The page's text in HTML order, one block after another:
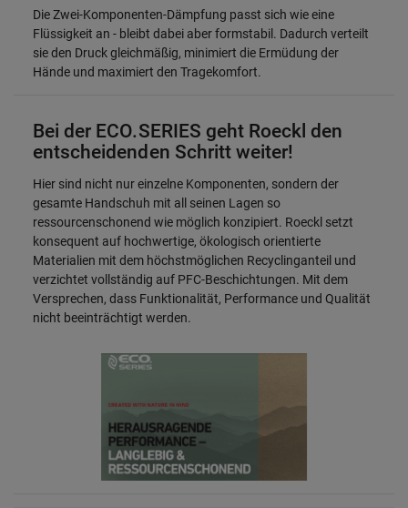
Die Zwei-Komponenten-Dämpfung passt sich wie eine
Flüssigkeit an - bleibt dabei aber formstabil. Dadurch verteilt
sie den Druck gleichmäßig, minimiert die Ermüdung der
Hände und maximiert den Tragekomfort.
Bei der ECO.SERIES geht Roeckl den
entscheidenden Schritt weiter!
Hier sind nicht nur einzelne Komponenten, sondern der
gesamte Handschuh mit all seinen Lagen so
ressourcenschonend wie möglich konzipiert. Roeckl setzt
konsequent auf hochwertige, ökologisch orientierte
Materialien mit dem höchstmöglichen Recyclinganteil und
verzichtet vollständig auf PFC-Beschichtungen. Mit dem
Versprechen, dass Funktionalität, Performance und Qualität
nicht beeinträchtigt werden.